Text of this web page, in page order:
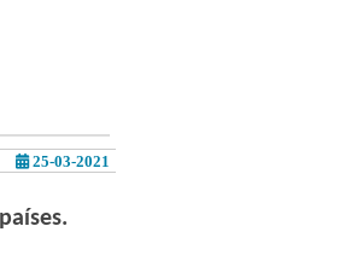
25-03-2021